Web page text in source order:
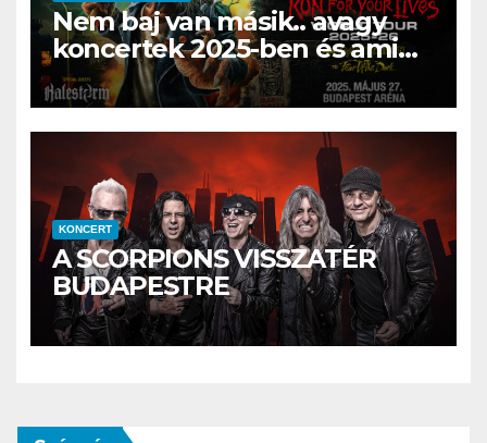
Nem baj van másik.. avagy
koncertek 2025-ben és ami
még maradt a 2024-es évből
KONCERT
A SCORPIONS VISSZATÉR
BUDAPESTRE